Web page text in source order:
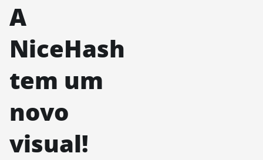
A
NiceHash
tem um
novo
visual!